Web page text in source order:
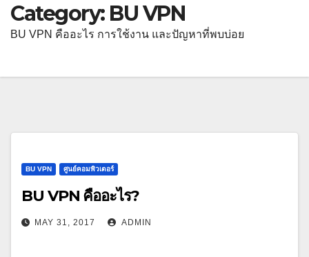
Category: BU VPN
BU VPN คืออะไร การใช้งาน และปัญหาที่พบบ่อย
BU VPN ศูนย์คอมพิวเตอร์
BU VPN คืออะไร?
MAY 31, 2017 ADMIN